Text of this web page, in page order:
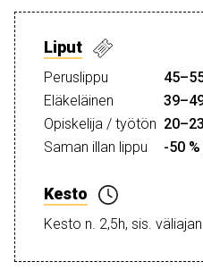
Liput
Peruslippu
Eläkeläinen
Opiskelija / työtön
Saman illan lippu
-50
Kesto
Kesto n. 2,5h, sis. väliajan